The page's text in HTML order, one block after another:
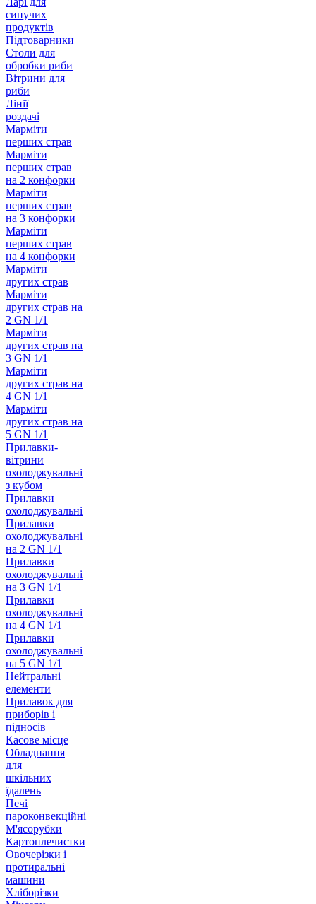
сипучих
продуктів
Підтоварники
Столи для
обробки риби
Вітрини для
риби
Лінії
роздачі
Марміти
перших страв
Марміти
перших страв
на 2 конфорки
Марміти
перших страв
на 3 конфорки
Марміти
перших страв
на 4 конфорки
Марміти
других страв
Марміти
других страв на
2 GN 1/1
Марміти
других страв на
3 GN 1/1
Марміти
других страв на
4 GN 1/1
Марміти
других страв на
5 GN 1/1
Прилавки-
вітрини
охолоджувальні
з кубом
Прилавки
охолоджувальні
Прилавки
охолоджувальні
на 2 GN 1/1
Прилавки
охолоджувальні
на 3 GN 1/1
Прилавки
охолоджувальні
на 4 GN 1/1
Прилавки
охолоджувальні
на 5 GN 1/1
Нейтральні
елементи
Прилавок для
приборів і
підносів
Касове місце
Обладнання
для
шкільних
їдалень
Печі
пароконвекційні
М'ясорубки
Картоплечистки
Овочерізки і
протиральні
машини
Хліборізки